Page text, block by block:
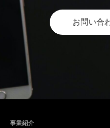
お問い合
事業紹介